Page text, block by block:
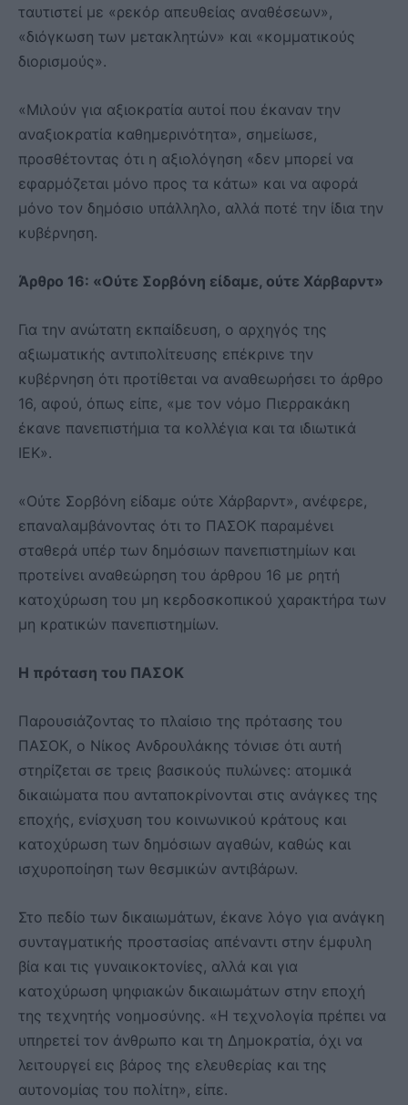
ταυτιστεί με «ρεκόρ απευθείας αναθέσεων»,
«διόγκωση των μετακλητών» και «κομματικούς
διορισμούς».
«Μιλούν για αξιοκρατία αυτοί που έκαναν την
αναξιοκρατία καθημερινότητα», σημείωσε,
προσθέτοντας ότι η αξιολόγηση «δεν μπορεί να
εφαρμόζεται μόνο προς τα κάτω» και να αφορά
μόνο τον δημόσιο υπάλληλο, αλλά ποτέ την ίδια την
κυβέρνηση.
Άρθρο 16: «Ούτε Σορβόνη είδαμε, ούτε Χάρβαρντ»
Για την ανώτατη εκπαίδευση, ο αρχηγός της
αξιωματικής αντιπολίτευσης επέκρινε την
κυβέρνηση ότι προτίθεται να αναθεωρήσει το άρθρο
16, αφού, όπως είπε, «με τον νόμο Πιερρακάκη
έκανε πανεπιστήμια τα κολλέγια και τα ιδιωτικά
ΙΕΚ».
«Ούτε Σορβόνη είδαμε ούτε Χάρβαρντ», ανέφερε,
επαναλαμβάνοντας ότι το ΠΑΣΟΚ παραμένει
σταθερά υπέρ των δημόσιων πανεπιστημίων και
προτείνει αναθεώρηση του άρθρου 16 με ρητή
κατοχύρωση του μη κερδοσκοπικού χαρακτήρα των
μη κρατικών πανεπιστημίων.
Η πρόταση του ΠΑΣΟΚ
Παρουσιάζοντας το πλαίσιο της πρότασης του
ΠΑΣΟΚ, ο Νίκος Ανδρουλάκης τόνισε ότι αυτή
στηρίζεται σε τρεις βασικούς πυλώνες: ατομικά
δικαιώματα που ανταποκρίνονται στις ανάγκες της
εποχής, ενίσχυση του κοινωνικού κράτους και
κατοχύρωση των δημόσιων αγαθών, καθώς και
ισχυροποίηση των θεσμικών αντιβάρων.
Στο πεδίο των δικαιωμάτων, έκανε λόγο για ανάγκη
συνταγματικής προστασίας απέναντι στην έμφυλη
βία και τις γυναικοκτονίες, αλλά και για
κατοχύρωση ψηφιακών δικαιωμάτων στην εποχή
της τεχνητής νοημοσύνης. «Η τεχνολογία πρέπει να
υπηρετεί τον άνθρωπο και τη Δημοκρατία, όχι να
λειτουργεί εις βάρος της ελευθερίας και της
αυτονομίας του πολίτη», είπε.